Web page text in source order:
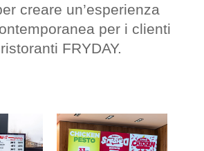
creare un’esperienza
per i clienti
FRYDAY.